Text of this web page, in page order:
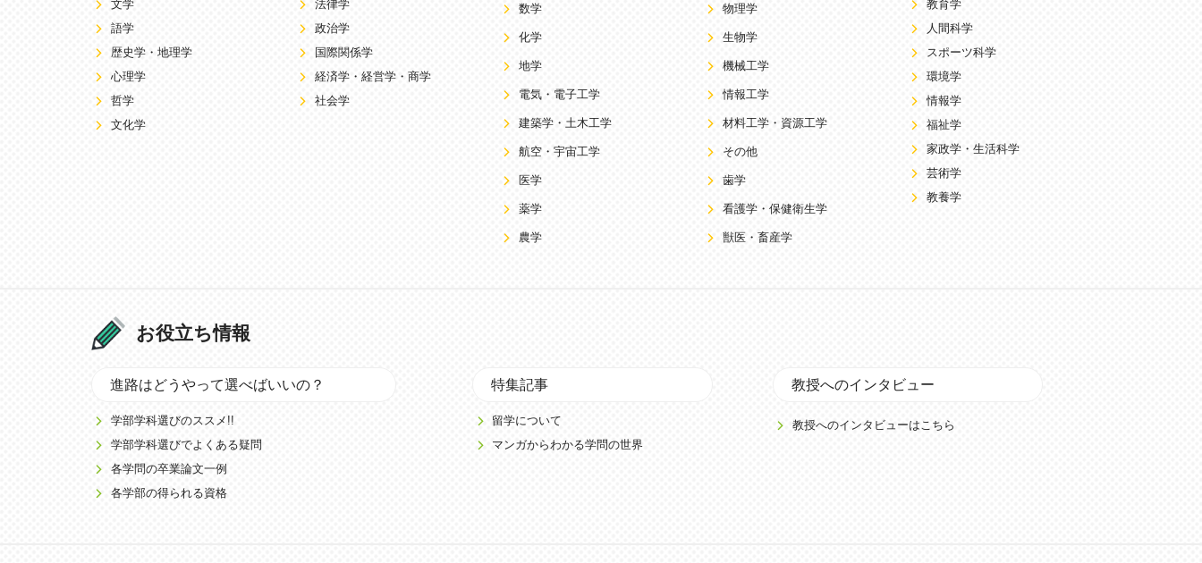
文学
語学
歴史学・地理学
心理学
哲学
文化学
法律学
政治学
国際関係学
経済学・経営学・商学
社会学
数学 物理学
化学 生物学
地学 機械工学
電気・電子工学 情報工学
建築学・土木工学 材料工学・資源工学
航空・宇宙工学 その他
医学 歯学
薬学 看護学・保健衛生学
農学 獣医・畜産学
教育学
人間科学
スポーツ科学
環境学
情報学
福祉学
家政学・生活科学
芸術学
教養学
お役立ち情報
進路はどうやって選べばいいの？
学部学科選びのススメ!!
学部学科選びでよくある疑問
各学問の卒業論文一例
各学部の得られる資格
特集記事
留学について
マンガからわかる学問の世界
教授へのインタビュー
教授へのインタビューはこちら